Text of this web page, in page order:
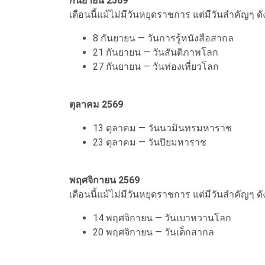
เดือนนี้แม้ไม่มีวันหยุดราชการ แต่มีวันสำคัญๆ ดั
8 กันยายน — วันการรู้หนังสือสากล
21 กันยายน — วันสันติภาพโลก
27 กันยายน — วันท่องเที่ยวโลก
ตุลาคม 2569
13 ตุลาคม — วันนวมินทรมหาราช
23 ตุลาคม — วันปิยมหาราช
พฤศจิกายน 2569
เดือนนี้แม้ไม่มีวันหยุดราชการ แต่มีวันสำคัญๆ ดั
14 พฤศจิกายน — วันเบาหวานโลก
20 พฤศจิกายน — วันเด็กสากล